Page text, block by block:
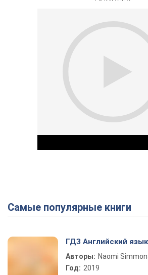
Play
Самые популярные книги
ГДЗ Английский
Авторы: Naomi
Год: 2019